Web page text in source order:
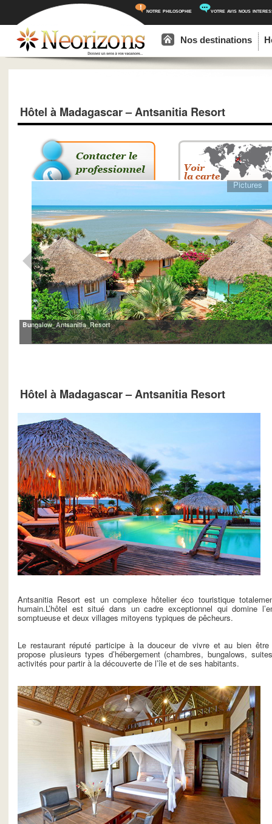
notre philosophie votre avis nous
Aller au contenu principal
Aller au contenu secondaire
Nos destinations
Bungalow_Antsanitia_Resort
Pictures
Hôtel à Madagascar – Antsanitia Resort
Hôtel à Madagascar – Antsanitia Resort
Antsanitia Resort est un complexe hôtelier éco touristique
humain.L’hôtel est situé dans un cadre exceptionnel qui domine
somptueuse et deux villages mitoyens typiques de pêcheurs.
Le restaurant réputé participe à la douceur de vivre et au bien
propose plusieurs types d’hébergement (chambres, bungalows,
activités pour partir à la découverte de l’île et de ses habitants.